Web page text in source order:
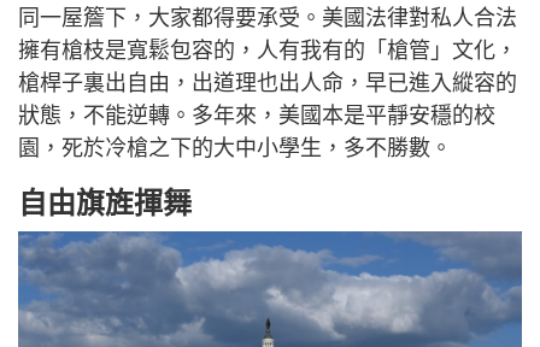
同一屋簷下，大家都得要承受。美國法律對私人合法
擁有槍枝是寬鬆包容的，人有我有的「槍管」文化，
槍桿子裏出自由，出道理也出人命，早已進入縱容的
狀態，不能逆轉。多年來，美國本是平靜安穩的校
園，死於冷槍之下的大中小學生，多不勝數。
自由旗旌揮舞